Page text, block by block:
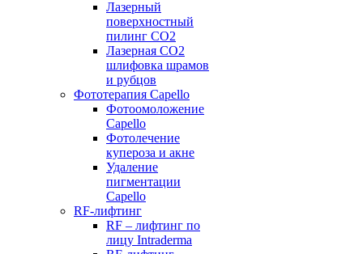
Лазерный
поверхностный
пилинг СО2
Лазерная CO2
шлифовка шрамов
и рубцов
Фототерапия Capello
Фотоомоложение
Capello
Фотолечение
купероза и акне
Удаление
пигментации
Capello
RF-лифтинг
RF – лифтинг по
лицу Intraderma